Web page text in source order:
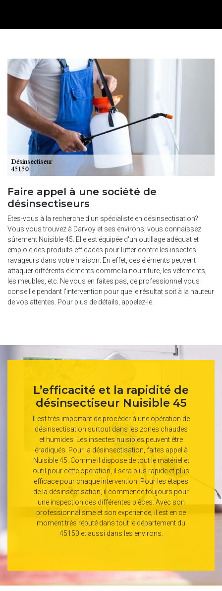
Faire appel à une société de
désinsectiseurs
Etes-vous à la recherche d'un spécialiste en désinsectisation?
Vous vous trouvez à Darvoy et ses environs, vous connaissez
sûrement Nuisible 45. Elle est équipée d'un outillage adéquat et
emploie des produits efficaces pour lutter contre les insectes
ravageurs dans votre maison. En effet, ces éléments peuvent
attaquer différents éléments comme la nourriture, les vêtements,
les meubles, etc. Ne vous en faites pas, ce professionnel vous
conseille pendant l'intervention pour que le résultat soit à la hauteur
de vos attentes. Pour plus de détails, appelez-le.
L’efficacité et la rapidité de
désinsectiseur Nuisible 45
Il est très important de procéder à une opération de
désinsectisation surtout dans les zones chaudes
et humides. Les insectes nuisibles peuvent être
éradiqués. Pour la désinsectisation, faites appel à
Nuisible 45. Comme il dispose de tout le matériel et
outil pour cette opération, il sera plus rapide et plus
efficace pour chaque intervention. Pour les étapes
de la désinsectisation, il commence toujours pour
une inspection des différentes pièces. Avec son
professionnalisme et son expérience, il est en ce
moment très réputé dans tout le département du
45150 et aussi dans les environs.